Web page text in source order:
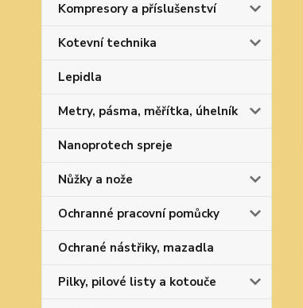
Kompresory a příslušenství
Kotevní technika
Lepidla
Metry, pásma, měřítka, úhelník
Nanoprotech spreje
Nůžky a nože
Ochranné pracovní pomůcky
Ochrané nástřiky, mazadla
Pilky, pilové listy a kotouče